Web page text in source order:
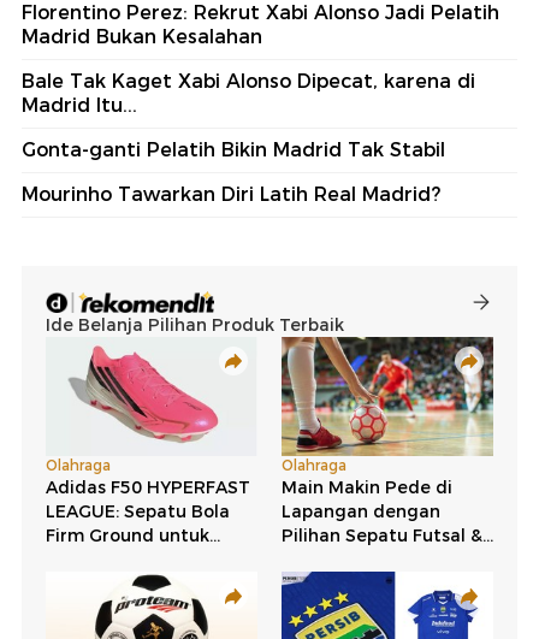
Florentino Perez: Rekrut Xabi Alonso Jadi Pelatih
Madrid Bukan Kesalahan
Bale Tak Kaget Xabi Alonso Dipecat, karena di
Madrid Itu...
Gonta-ganti Pelatih Bikin Madrid Tak Stabil
Mourinho Tawarkan Diri Latih Real Madrid?